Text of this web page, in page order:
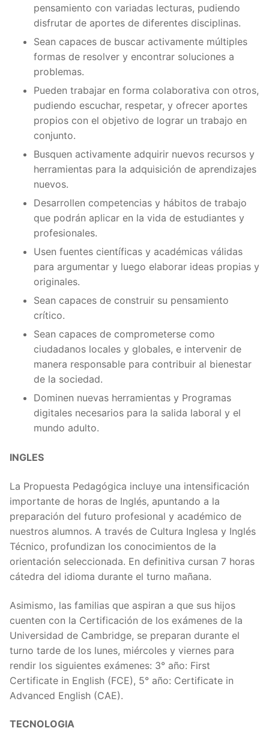
pensamiento con variadas lecturas, pudiendo
disfrutar de aportes de diferentes disciplinas.
Sean capaces de buscar activamente múltiples
formas de resolver y encontrar soluciones a
problemas.
Pueden trabajar en forma colaborativa con otros,
pudiendo escuchar, respetar, y ofrecer aportes
propios con el objetivo de lograr un trabajo en
conjunto.
Busquen activamente adquirir nuevos recursos y
herramientas para la adquisición de aprendizajes
nuevos.
Desarrollen competencias y hábitos de trabajo
que podrán aplicar en la vida de estudiantes y
profesionales.
Usen fuentes científicas y académicas válidas
para argumentar y luego elaborar ideas propias y
originales.
Sean capaces de construir su pensamiento
crítico.
Sean capaces de comprometerse como
ciudadanos locales y globales, e intervenir de
manera responsable para contribuir al bienestar
de la sociedad.
Dominen nuevas herramientas y Programas
digitales necesarios para la salida laboral y el
mundo adulto.
INGLES
La Propuesta Pedagógica incluye una intensificación
importante de horas de Inglés, apuntando a la
preparación del futuro profesional y académico de
nuestros alumnos. A través de Cultura Inglesa y Inglés
Técnico, profundizan los conocimientos de la
orientación seleccionada. En definitiva cursan 7 horas
cátedra del idioma durante el turno mañana.
Asimismo, las familias que aspiran a que sus hijos
cuenten con la Certificación de los exámenes de la
Universidad de Cambridge, se preparan durante el
turno tarde de los lunes, miércoles y viernes para
rendir los siguientes exámenes: 3° año: First
Certificate in English (FCE), 5° año: Certificate in
Advanced English (CAE).
TECNOLOGIA